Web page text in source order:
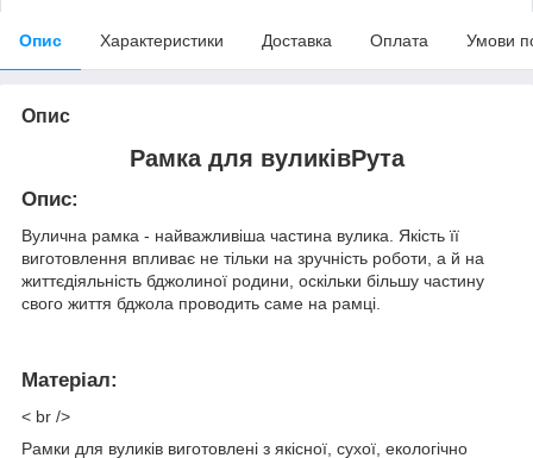
Опис Характеристики Доставка Оплата Умови
Опис
Рамка для вуликівРута
Опис:
Вулична рамка - найважливіша частина вулика. Якість її
виготовлення впливає не тільки на зручність роботи, а й на
життєдіяльність бджолиної родини, оскільки більшу частину
свого життя бджола проводить саме на рамці.
Матеріал:
< br />
Рамки для вуликів виготовлені з якісної, сухої, екологічно